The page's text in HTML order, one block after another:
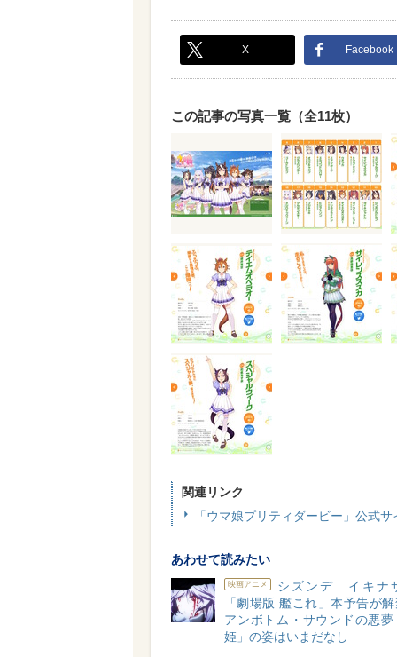
X Facebook
この記事の写真一覧（全11枚）
関連リンク
「ウマ娘プリティダービー」公式サ
あわせて読みたい
映画アニメ
シズンデ…イキナ
「劇場版 艦これ」本予告が
アンボトム・サウンドの悪
姫」の姿はいまだなし